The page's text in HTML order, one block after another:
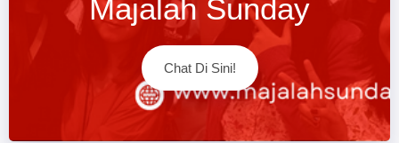
Majalah Sunday
Chat Di Sini!